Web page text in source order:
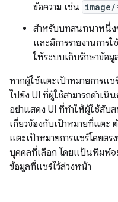
ข้อความ เช่น
สำหรับบทสนทนาหนึ่ง
และมีการรายงานการ
ให้ระบบเก็บรักษาข้อมู
หากผู้ใช้แตะเป้าหมายการแ
ไปยัง UI ที่ผู้ใช้สามารถดำเนิ
อย่าแสดง UI ที่ทำให้ผู้ใช้สับ
เกี่ยวข้องกับเป้าหมายที่แตะ
แตะเป้าหมายการแชร์โดยต
บุคคลที่เลือก โดยแป้นพิมพ์จ
ข้อมูลที่แชร์ไว้ล่วงหน้า